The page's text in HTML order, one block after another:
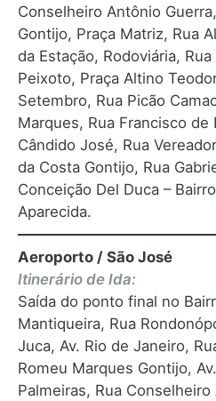
Conselheiro Antônio
Gontijo, Praça Matriz, Rua
da Estação, Rodoviária,
Peixoto, Praça Altino
Setembro, Rua Picão
Marques, Rua Francisco de
Cândido José, Rua
da Costa Gontijo, Rua
Conceição Del Duca –
Aparecida.
Aeroporto / São José
Itinerário de Ida:
Saída do ponto final no
Mantiqueira, Rua
Juca, Av. Rio de Janeiro,
Romeu Marques Gontijo,
Palmeiras, Rua